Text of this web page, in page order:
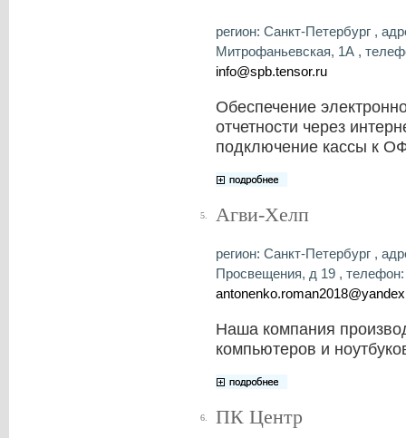
регион: Санкт-Петербург ,
Митрофаньевская, 1А ,
info@spb.tensor.ru
Обеспечение
отчетности через
подключение кассы к
5. Агви-Хелп
регион: Санкт-Петербург ,
Просвещения, д 19 ,
Наша компания
компьютеров и
6. ПК Центр